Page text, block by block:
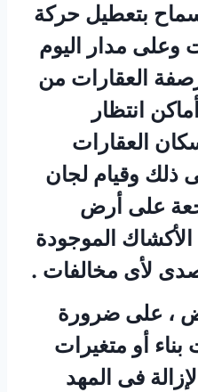
بتعطيل حركة
وعلى مدار اليوم
العقارات من
انتظار
العقارات
ذلك وقيام لجان
على أرض
الأكشاك الموجودة
لأى مخالفات .
، على ضرورة
أو متغيرات
فى المهد